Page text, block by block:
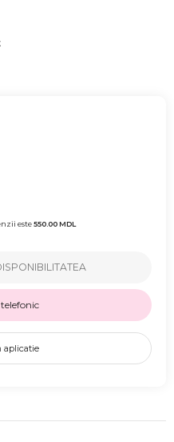
este550.00MDL
aplicatie